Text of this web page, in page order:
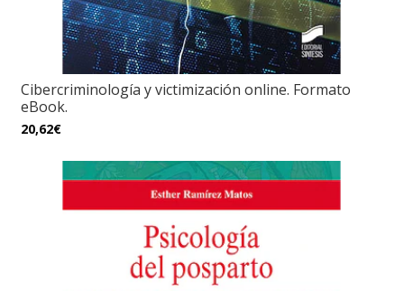
Cibercriminología y victimización online. Formato
eBook.
20,62€